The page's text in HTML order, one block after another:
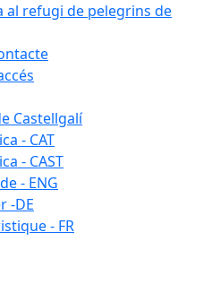
al refugi de pelegrins de
Castellgalí
- CAT
- CAST
- ENG
-DE
- FR